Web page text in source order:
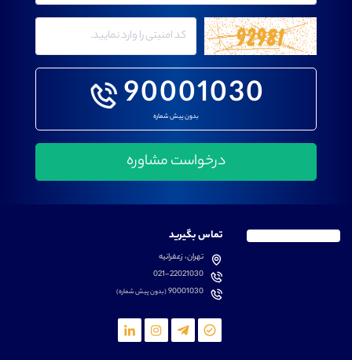
90001030
بدون پیش شماره
تماس بگیرید
تهران، زعفرانیه
021-22021030
90001030(بدون پیش شماره)